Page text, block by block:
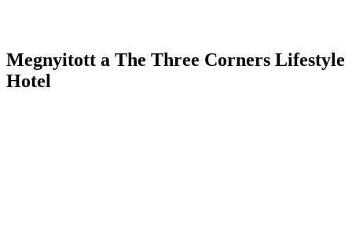
Megnyitott a The Three Corners Lifestyle
Hotel